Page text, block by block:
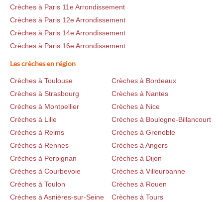
Crèches à Paris 11e Arrondissement
Crèches à Paris 12e Arrondissement
Crèches à Paris 14e Arrondissement
Crèches à Paris 16e Arrondissement
Les crèches en région
Crèches à Toulouse
Crèches à Bordeaux
Crèches à Strasbourg
Crèches à Nantes
Crèches à Montpellier
Crèches à Nice
Crèches à Lille
Crèches à Boulogne-Billancourt
Crèches à Reims
Crèches à Grenoble
Crèches à Rennes
Crèches à Angers
Crèches à Perpignan
Crèches à Dijon
Crèches à Courbevoie
Crèches à Villeurbanne
Crèches à Toulon
Crèches à Rouen
Crèches à Asnières-sur-Seine
Crèches à Tours